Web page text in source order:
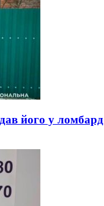
його у ломбард